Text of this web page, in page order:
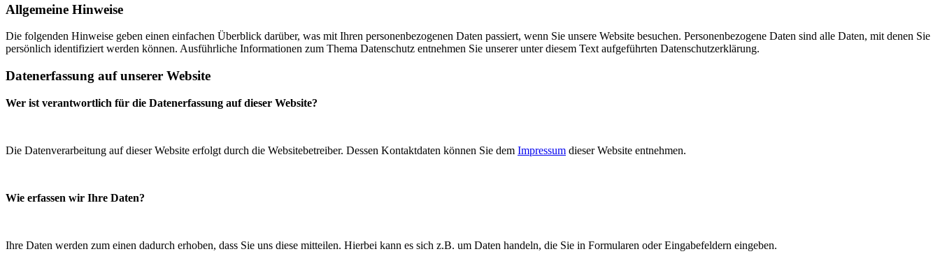
Allgemeine Hinweise
Die folgenden Hinweise geben einen einfachen Überblick darüber, was mit Ihren personenbezogenen Daten passiert, wenn Sie unsere Website besuchen. Personenbezogene Daten sind alle Daten, mit denen Sie
persönlich identifiziert werden können. Ausführliche Informationen zum Thema Datenschutz entnehmen Sie unserer unter diesem Text aufgeführten Datenschutzerklärung.
Datenerfassung auf unserer Website
Wer ist verantwortlich für die Datenerfassung auf dieser Website?
Die Datenverarbeitung auf dieser Website erfolgt durch die Websitebetreiber. Dessen Kontaktdaten können Sie dem Impressum dieser Website entnehmen.
Wie erfassen wir Ihre Daten?
Ihre Daten werden zum einen dadurch erhoben, dass Sie uns diese mitteilen. Hierbei kann es sich z.B. um Daten handeln, die Sie in Formularen oder Eingabefeldern eingeben.